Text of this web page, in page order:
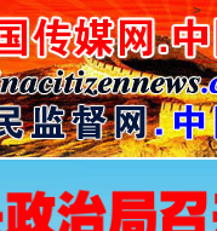
>